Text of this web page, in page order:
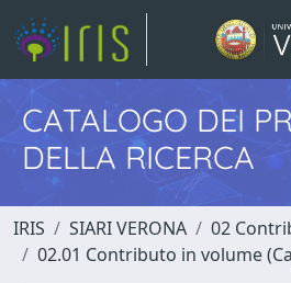
CATALOGO DEI
DELLA RICERCA
IRIS SIARI VERONA
02
02.01 Contributo in volume